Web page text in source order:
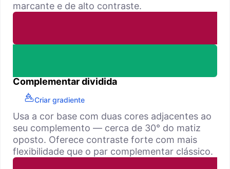
marcante e de alto contraste.
Complementar dividida
Criar gradiente
Usa a cor base com duas cores adjacentes ao
seu complemento — cerca de 30° do matiz
oposto. Oferece contraste forte com mais
flexibilidade que o par complementar clássico.